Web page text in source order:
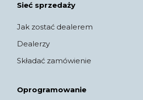
Sieć sprzedaży
Jak zostać dealerem
Dealerzy
Składać zamówienie
Oprogramowanie